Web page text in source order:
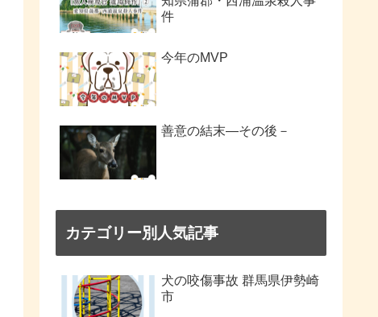
件
今年のMVP
善意の結末―その後－
カテゴリー別人気記事
犬の咬傷事故 群馬県伊勢崎
市